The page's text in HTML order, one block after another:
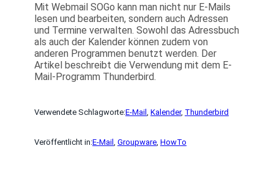
Mit Webmail SOGo kann man nicht nur E-Mails
lesen und bearbeiten, sondern auch Adressen
und Termine verwalten. Sowohl das Adressbuch
als auch der Kalender können zudem von
anderen Programmen benutzt werden. Der
Artikel beschreibt die Verwendung mit dem E-
Mail-Programm Thunderbird.
Verwendete Schlagworte:E-Mail Kalender, Thunderbird
Veröffentlicht in:E-Mail Groupware HowTo